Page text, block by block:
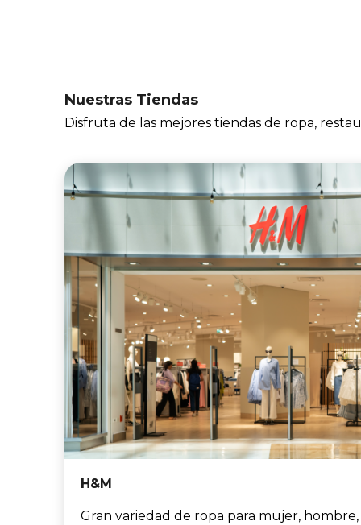
Nuestras Tiendas
Disfruta de las mejores tiendas de ropa,
H&M
Gran variedad de ropa para mujer, hombre,